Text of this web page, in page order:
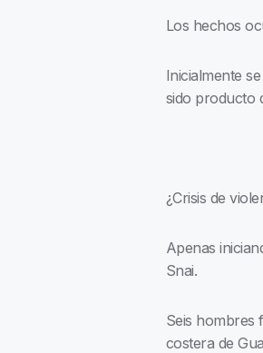
Los hechos
Inicialmente
sido producto
¿Crisis de
Apenas
Snai.
Seis hombres
costera de